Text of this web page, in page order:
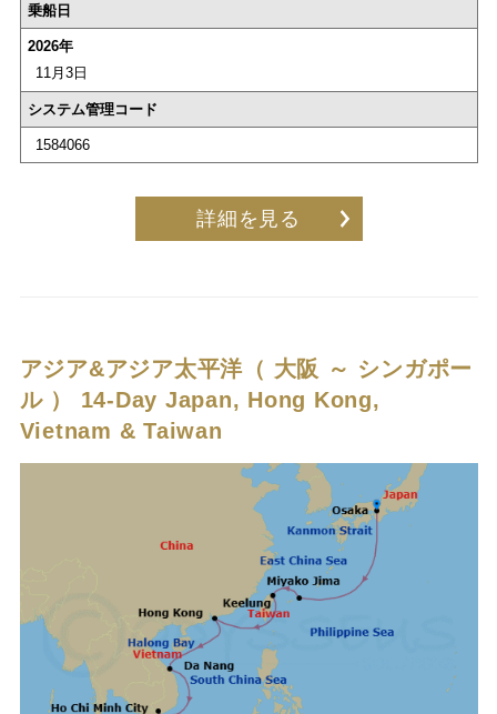
乗船日
2026年
11月3日
システム管理コード
1584066
詳細を見る
アジア&アジア太平洋（ 大阪 ～ シンガポー
ル ） 14-Day Japan, Hong Kong,
Vietnam & Taiwan